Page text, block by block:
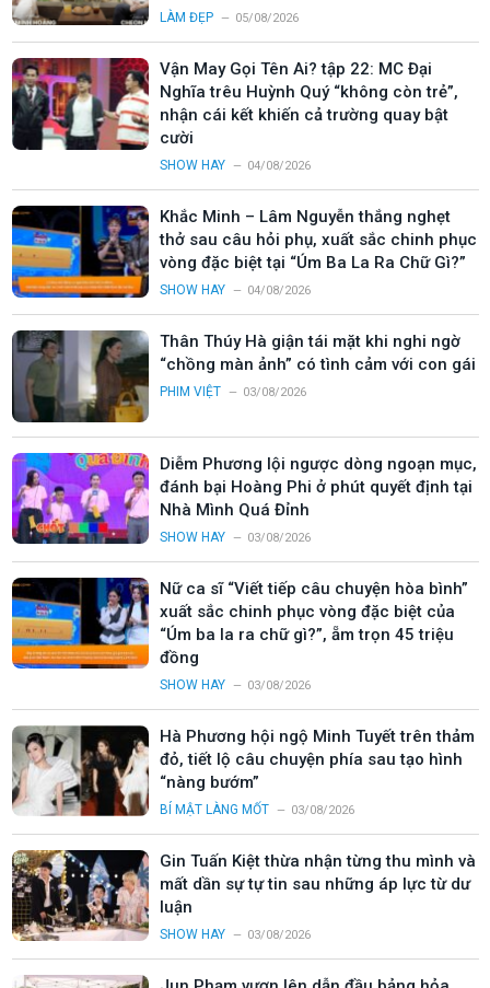
LÀM ĐẸP 05/08/2026
Vận May Gọi Tên Ai? tập 22: MC Đại
Nghĩa trêu Huỳnh Quý “không còn trẻ”,
nhận cái kết khiến cả trường quay bật
cười
SHOW HAY 04/08/2026
Khắc Minh – Lâm Nguyễn thắng nghẹt
thở sau câu hỏi phụ, xuất sắc chinh phục
vòng đặc biệt tại “Úm Ba La Ra Chữ Gì?”
SHOW HAY 04/08/2026
Thân Thúy Hà giận tái mặt khi nghi ngờ
“chồng màn ảnh” có tình cảm với con gái
PHIM VIỆT 03/08/2026
Diễm Phương lội ngược dòng ngoạn mục,
đánh bại Hoàng Phi ở phút quyết định tại
Nhà Mình Quá Đỉnh
SHOW HAY 03/08/2026
Nữ ca sĩ “Viết tiếp câu chuyện hòa bình”
xuất sắc chinh phục vòng đặc biệt của
“Úm ba la ra chữ gì?”, ẵm trọn 45 triệu
đồng
SHOW HAY 03/08/2026
Hà Phương hội ngộ Minh Tuyết trên thảm
đỏ, tiết lộ câu chuyện phía sau tạo hình
“nàng bướm”
BÍ MẬT LÀNG MỐT 03/08/2026
Gin Tuấn Kiệt thừa nhận từng thu mình và
mất dần sự tự tin sau những áp lực từ dư
luận
SHOW HAY 03/08/2026